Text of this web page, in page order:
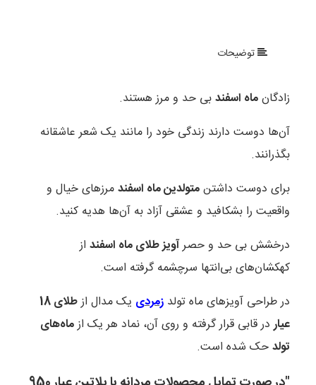
توضیحات
زادگانماه اسفندبی حد و مرز هستند.
آن‌ها دوست دارند زندگی خود را مانند یک شعر عاشقانه
بگذرانند.
برای دوست داشتنمتولدین ماه اسفندمرزهای خیال و
واقعیت را بشکافید و عشقی آزاد به آن‌ها هدیه کنید.
درخشش بی حد و حصرآویز طلای ماه اسفند از
کهکشان‌های بی‌انتها سرچشمه گرفته است.
در طراحی آویزهای ماه تولدزمردی یک مدال از
طلای 18
عیاردر قابی قرار گرفته و روی آن، نماد هر یک ازماه‌های
تولدحک شده است.